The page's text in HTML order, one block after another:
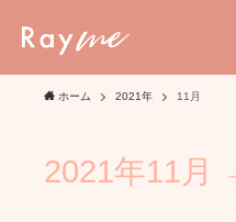
ホーム 2021年 11月
2021年11月